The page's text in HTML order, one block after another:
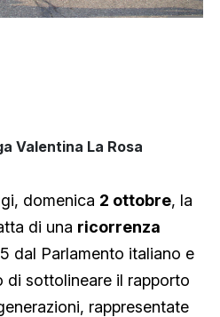
Valentina La Rosa
domenica 2 ottobre, la
di una ricorrenza
dal Parlamento italiano e
di sottolineare il rapporto
rappresentate